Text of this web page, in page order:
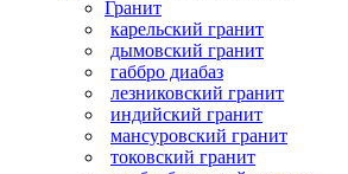
Гранит
карельский гранит
дымовский гранит
габбро диабаз
лезниковский гранит
индийский гранит
мансуровский гранит
токовский гранит